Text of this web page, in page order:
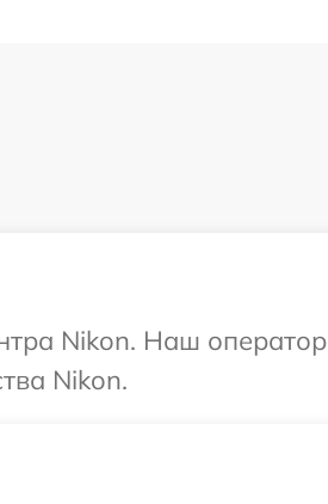
Nikon. Наш оператор
Nikon.